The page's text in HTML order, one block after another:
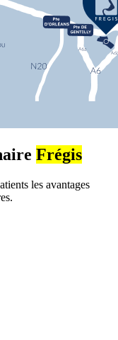
Frégis
les avantages